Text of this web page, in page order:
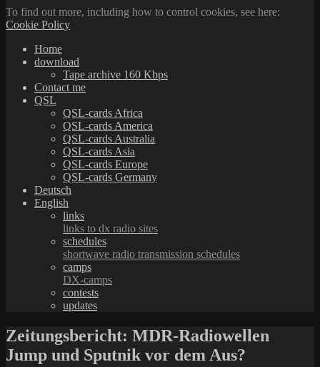
To find out more, including how to control cookies, see here:
Cookie Policy
Home
download
Tape archive 160 Kbps
Contact me
QSL
QSL-cards Africa
QSL-cards America
QSL-cards Australia
QSL-cards Asia
QSL-cards Europe
QSL-cards Germany
Deutsch
English
links
links to dx radio sites
schedules
shortwave radio transmission schedules
camps
DX-camps
contests
updates
Zeitungsbericht: MDR-Radiowellen
Jump und Sputnik vor dem Aus?